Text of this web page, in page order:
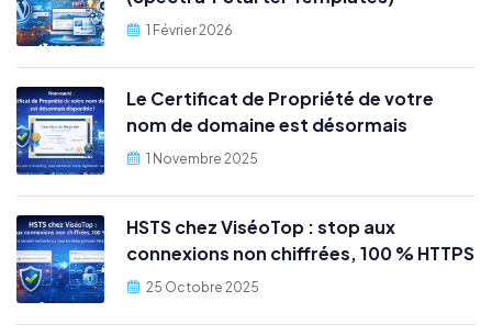
1 Février 2026
Le Certificat de Propriété de votre
nom de domaine est désormais
disponible !
1 Novembre 2025
HSTS chez ViséoTop : stop aux
connexions non chiffrées, 100 % HTTPS
25 Octobre 2025